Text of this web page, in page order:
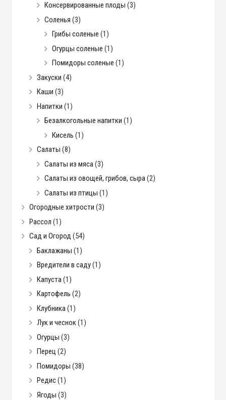
Консервированные плоды (3)
Соленья (3)
Грибы соленые (1)
Огурцы соленые (1)
Помидоры соленые (1)
Закуски (4)
Каши (3)
Напитки (1)
Безалкогольные напитки (1)
Кисель (1)
Салаты (8)
Салаты из мяса(3)
Салаты из овощей, грибов, сыра(2)
Салаты из птицы (1)
Огородные хитрости (3)
Рассол (1)
Сад и Огород (54)
Баклажаны (1)
Вредители в саду(1)
Капуста(1)
Картофель (2)
Клубника(1)
Лук и чеснок(1)
Огурцы (3)
Перец (2)
Помидоры (38)
Редис(1)
Ягоды (3)